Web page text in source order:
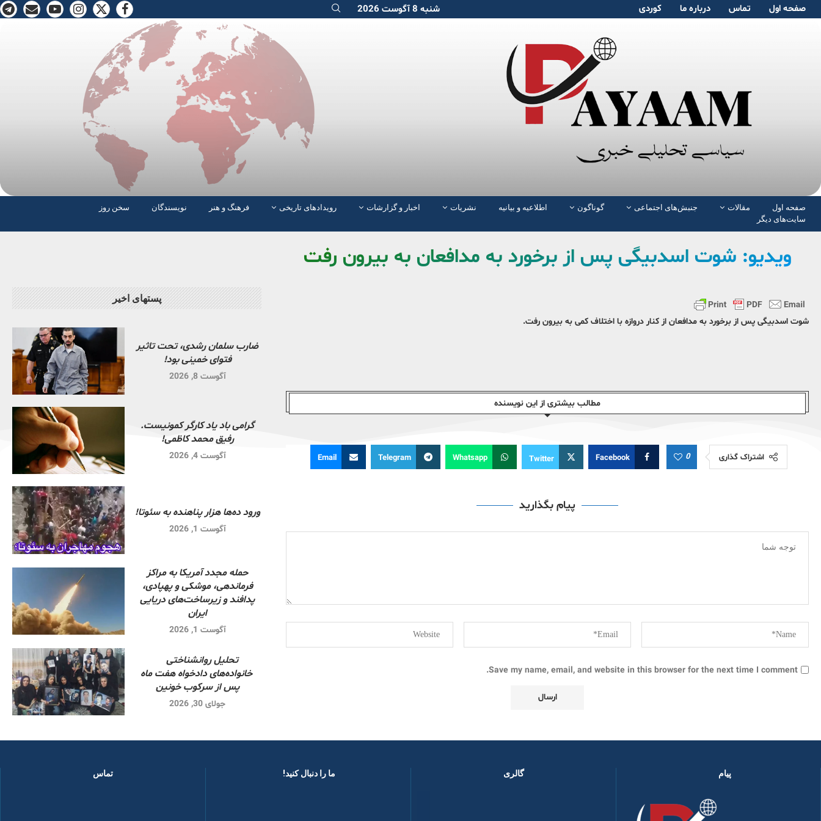
صفحە اول تماس دربارە ما کوردی شنبه 8 آگوست 2026
صفحە اول مقالات جنبش‌های اجتماعی گوناگون اطلاعیه و بیانیه نشریات اخبار و گزارشات رویدادهای تاریخی فرهنگ و هنر نویسندگان
سخن روز
سایت‌های دیگر
ویدیو: شوت اسدبیگی پس از برخورد به مدافعان به بیرون رفت
شوت اسدبیگی پس از برخورد به مدافعان از کنار دروازه با اختلاف کمی به بیرون رفت.
مطالب بیشتری از این نویسندە
اشتراک گذاری 0
Facebook
Twitter
Whatsapp
Telegram
Email
پیام بگذارید
Save my name, email, and website in this browser for the next time I comment.
پستهای اخیر
ضارب سلمان رشدی، تحت تاثیر
فتوای خمینی بود!
آگوست 8, 2026
گرامی باد یاد کارگر کمونیست.
رفیق محمد کاظمی!
آگوست 4, 2026
ورود ده‌ها هزار پناهنده به سئوتا!
آگوست 1, 2026
حمله مجدد آمریکا به مراکز
فرماندهی، موشکی و پهپادی،
پدافند و زیرساخت‌های دریایی
ایران
آگوست 1, 2026
تحلیل روانشناختی
خانواده‌های دادخواه هفت ماه
پس از سرکوب خونین
جولای 30, 2026
پیام گالری ما را دنبال کنید! ​ تماس